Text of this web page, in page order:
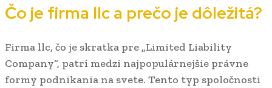
Čo je firma llc a prečo je dôležitá?
Firma llc, čo je skratka pre „Limited Liability
Company“, patrí medzi najpopulárnejšie právne
formy podnikania na svete. Tento typ spoločnosti